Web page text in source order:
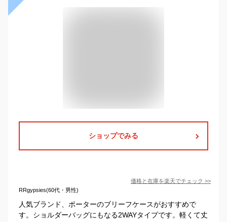
ショップでみる
価格と在庫を楽天でチェック >>
RRgypsies(60代・男性)
人気ブランド、ポーターのブリーフケースがおすすめで
す。ショルダーバッグにもなる2WAYタイプです。軽くて丈